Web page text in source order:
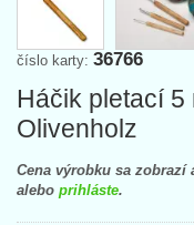
číslo karty: 36766
Háčik pletací 5
Olivenholz
Cena výrobku sa
alebo prihláste.